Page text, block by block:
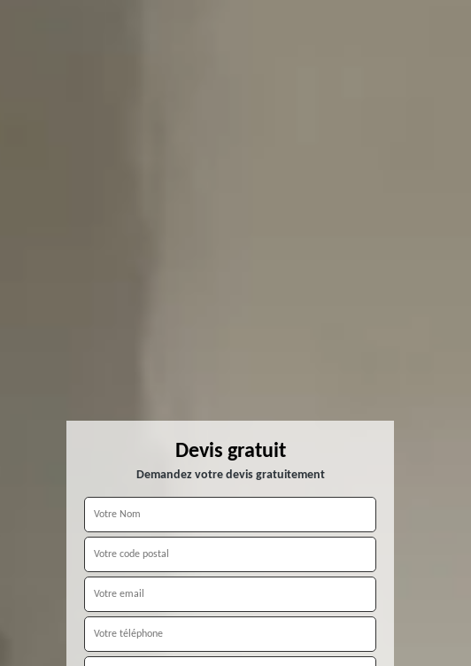
Devis gratuit
Demandez votre devis gratuitement